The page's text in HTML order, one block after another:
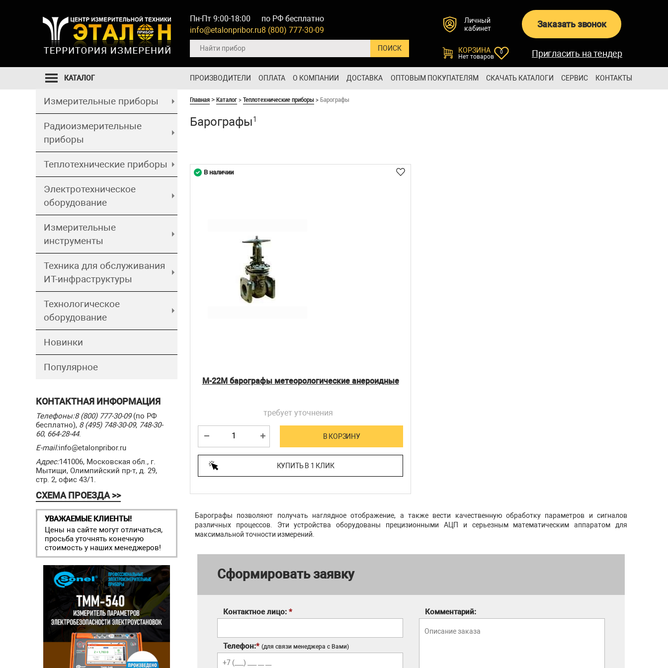
Пн-Пт 9:00-18:00
info@etalonpribor.ru
по РФ бесплатно
8 (800) 777-30-09
Личный
кабинет
Заказать звонок
КОРЗИНА
Нет товаров
0 Пригласить на тендер
ПРОИЗВОДИТЕЛИ ОПЛАТА О КОМПАНИИ ДОСТАВКА ОПТОВЫМ ПОКУПАТЕЛЯМ СКАЧАТЬ КАТАЛОГИ СЕРВИС КОНТАКТЫ
КАТАЛОГ
Измерительные приборы
Радиоизмерительные
приборы
Теплотехнические приборы
Электротехническое
оборудование
Измерительные
инструменты
Техника для обслуживания
ИТ-инфраструктуры
Технологическое
оборудование
Новинки
Популярное
КОНТАКТНАЯ ИНФОРМАЦИЯ
Телефоны:8 (800) 777-30-09(по РФ
бесплатно), 8 (495) 748-30-09, 748-30-
60, 664-28-44.
E-mail:info@etalonpribor.ru
Адрес:141006, Московская обл., г.
Мытищи, Олимпийский пр-т, д. 29,
стр. 2, офис 43/1.
СХЕМА ПРОЕЗДА >>
УВАЖАЕМЫЕ КЛИЕНТЫ!
Цены на сайте могут отличаться,
просьба уточнять конечную
стоимость у наших менеджеров!
Главная >Каталог>Теплотехнические приборы > Барографы
Барографы1
М-22М барографы метеорологические анероидные
требует уточнения
В КОРЗИНУ
КУПИТЬ В 1 КЛИК
В наличии
Барографы позволяют получать наглядное отображение, а также вести качественную обработку параметров и сигналов
различных процессов. Эти устройства оборудованы прецизионными АЦП и серьезным математическим аппаратом для
максимальной точности измерений.
Сформировать заявку
Контактное лицо: *
Телефон:* (для связи менеджера с Вами)
Комментарий: